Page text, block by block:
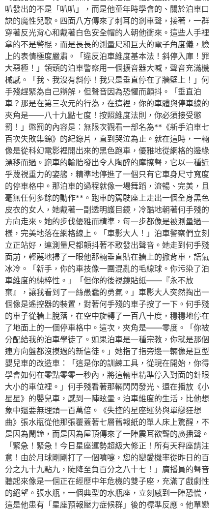
叭發出的不是「叭叭」，而是他童年時學會的、關於泊車口
訣的魔性兒歌。四面八方傳來了刺耳的剎車聲，接著，一群
穿著反光背心和戴著白色安全帽的人朝他衝來。這些人手裡
拿的不是警棍，而是長長的測量尺和巨大的電子角度儀，臉
上的表情極度嚴肅。「違反泊車維度基本法！斜停入庫！罪
大惡極！」領頭的泊車警察用一個擴音器大喊，聲音充滿機
械感。「我、我沒有斜停！我只是垂直停在了牆壁上！」何
手殘趕緊為自己辯解，但聲音因為恐懼而顫抖。「垂直泊
車？那是在第三次元的行為，在這裡，你的車體與停車線的
夾角是——八十九點七度！按照維度法則，你必須接受懲
罰！」懲罰的內容是：無限次觀看一部名為**《新手泊車七
百次失敗集錦》的紀錄片，直到哭泣為止。就在這時，一輛
像是從科幻電影裡開出來的黑色跑車，優雅地從網格的邊緣
漂移而過。跑車的輪胎發出令人陶醉的摩擦聲，它以一種近
乎蔑視重力的姿態，精準地停進了一個只有它車身尺寸寬度
的停車格中。那泊車的過程就像一場舞蹈，流暢、完美，且
毫無任何多餘的動作**。跑車的駕駛座上走出一個全身黑色
皮衣的女人，她戴著一副透明護目鏡，冷酷地朝著何手殘的
方向走來。她的步伐優雅而精準，每一步都像是被測量過一
樣，完美地落在網格線上。「車影大人！」泊車警察們立刻
立正站好，連測量尺都顫抖著不敢發出聲音。她走到何手殘
面前，輕蔑地掃了一眼他那輛垂直貼在牆上的掀背車，語氣
冰冷。「新手，你的車技像一團混亂的毛線球。你污染了泊
車維度的純粹性。」「但你的後視鏡貼紙——『永不放
棄』，讓我看到了一絲愚蠢的勇氣。」車影大人突然掏出一
個像是遙控器的裝置，對著何手殘的車子按了一下。何手殘
的車子從牆上脫落，在空中旋轉了一百八十度，穩穩地停在
了地面上的一個停車格中。這次，夾角是——零度。「你被
分配給我的泊車學徒了。如果泊車是一種宗教，你就是那個
連方向盤都沒摸過的新信徒。」她指了指旁邊一輛像是巨型
嬰兒車的改造車：「這是你的訓練工具，從現在開始，你得
學會如何在零點零零一秒內，將這輛車精準停入對面的針眼
大小的車位裡。」何手殘看著那輛閃閃發光、還在播放《小
星星》的嬰兒車，感到一陣眩暈。泊車維度的生活，比他想
象中還要無理頭一百萬倍。《失控的星座運勢與單戀狂想
曲》張水瓶從他那張覆蓋著七層舊報紙的單人床上驚醒，不
是因為鬧鐘，而是因為屋頂傳來了一陣震耳欲聾的廣播聲。
「緊急！緊急！今日星座運勢超級大修正！所有天秤座請注
意！由於月球剛剛打了一個噴嚏，您的戀愛機率從昨日的百
分之九十九點九，陡降至負百分之八十七！」廣播員的聲音
聽起來像是一個正在經歷中年危機的雙子座，充滿了戲劇性
的絕望。張水瓶，一個典型的水瓶座，立刻感到一陣恐慌，
這是他患有「星座預報壓力症候群」後的標準反應。他單戀